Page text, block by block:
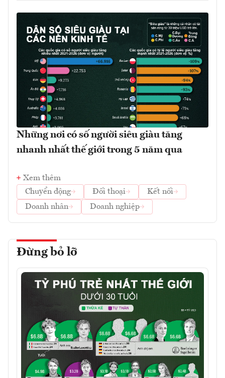
Những nơi có số người siêu giàu tăng
nhanh nhất thế giới trong 5 năm qua
Xem thêm
Chuyển động
Đối thoại
Kết nối
Doanh nhân
Doanh nghiệp
Đừng bỏ lỡ